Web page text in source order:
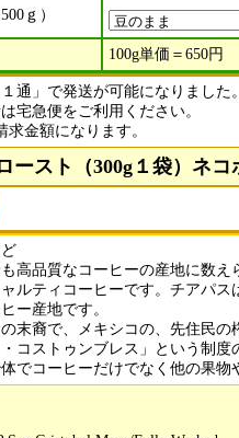
ｇ）
100g単価＝650円
通」で発送が可能になりました。
宅急便をご利用ください。
金額になります。
スト（300g１袋）ネコ
高品質なコーヒーの産地に数
ルティコーヒーです。チアパス
ー産地です。
末裔で、メキシコの、先住民
・コストゥンブレス」という制
でコーヒーだけでなく他の果物